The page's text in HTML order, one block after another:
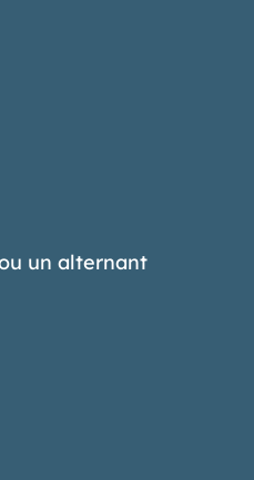
un alternant